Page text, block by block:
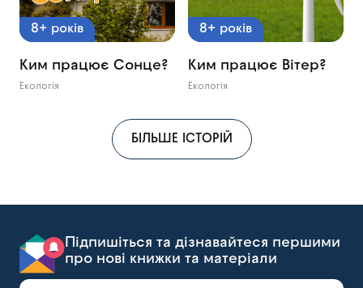
8+ років
Ким працює Сонце?
Екологія
8+ років
Ким працює Вітер?
Екологія
БІЛЬШЕ ІСТОРІЙ
Підпишіться та дізнавайтеся першими
про нові книжки та матеріали